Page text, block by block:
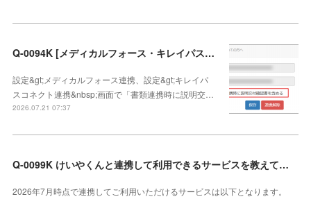
Q-0094K [メディカルフォース・キレイパスコネクト連携]説明交付確認書の連携方法
設定&gt;メディカルフォース連携、設定&gt;キレイパ
スコネクト連携&nbsp;画面で「書類連携時に説明交…
2026.07.21 07:37
Q-0099K けいやくんと連携して利用できるサービスを教えてください
2026年7月時点で連携してご利用いただけるサービスは以下となります。